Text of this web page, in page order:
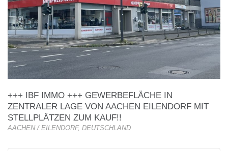
+++ IBF IMMO +++ GEWERBEFLÄCHE IN
ZENTRALER LAGE VON AACHEN EILENDORF MIT
STELLPLÄTZEN ZUM KAUF!!
AACHEN / EILENDORF, DEUTSCHLAND